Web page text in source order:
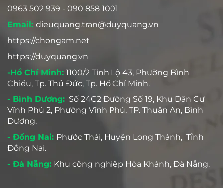
0963 502 939 - 090 858 1001
Email: dieuquang.tran@duyquang.vn
https://chongam.net
https://duyquang.vn
-Hồ Chí Minh: 1100/2 Tỉnh Lộ 43, Phường Bình
Chiểu, Tp. Thủ Đức, Tp. Hồ Chí Minh.
- Bình Dương: Số 24C2 Đường Số 19, Khu Dân Cư
Vĩnh Phú 2, Phường Vĩnh Phú, TP. Thuận An, Bình
Dương.
- Đồng Nai: Phước Thái, Huyện Long Thành, Tỉnh
Đồng Nai.
- Đà Nẵng: Khu công nghiệp Hòa Khánh, Đà Nẵng.